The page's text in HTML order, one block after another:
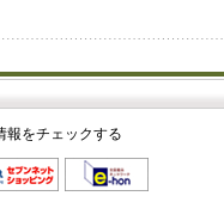
をチェックする